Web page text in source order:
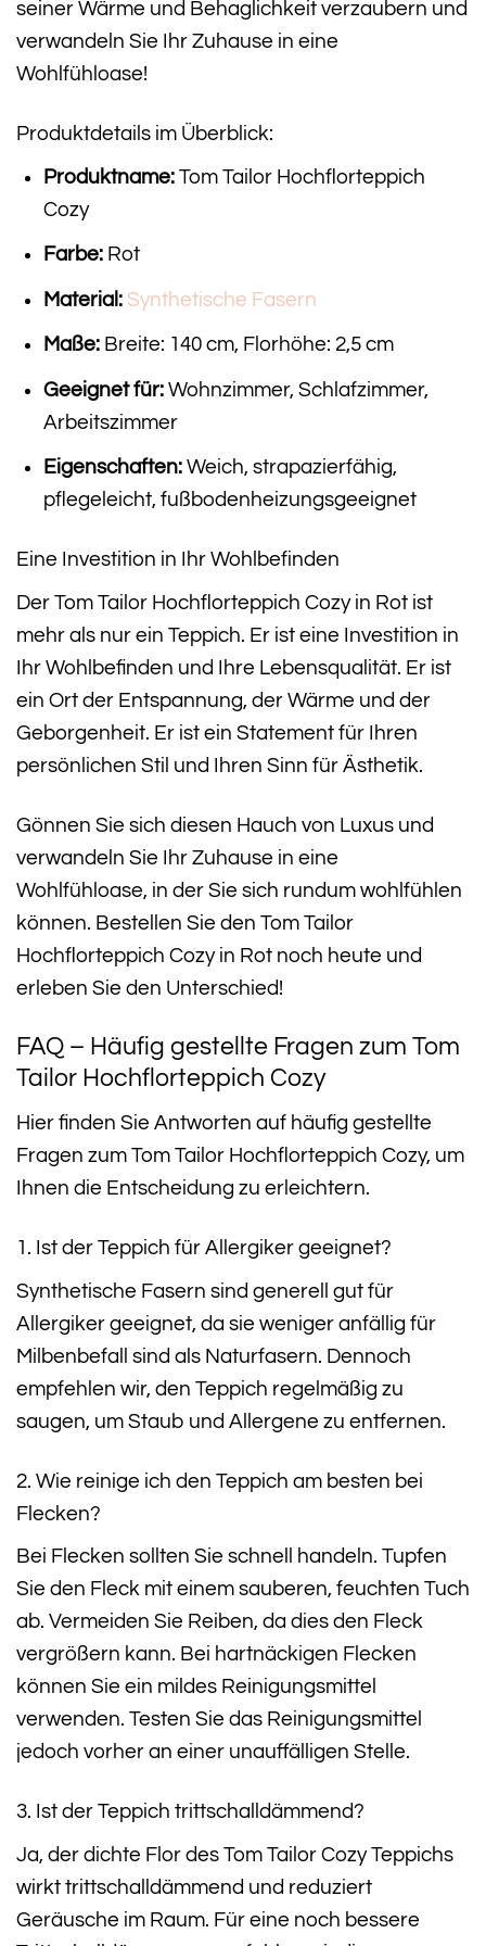
seiner Wärme und Behaglichkeit verzaubern und
verwandeln Sie Ihr Zuhause in eine
Wohlfühloase!
Produktdetails im Überblick:
Produktname:Tom Tailor Hochflorteppich
Cozy
Farbe:Rot
Material: Synthetische Fasern
Maße:Breite: 140 cm, Florhöhe: 2,5 cm
Geeignet für:Wohnzimmer, Schlafzimmer,
Arbeitszimmer
Eigenschaften:Weich, strapazierfähig,
pflegeleicht, fußbodenheizungsgeeignet
Eine Investition in Ihr Wohlbefinden
Der Tom Tailor Hochflorteppich Cozy in Rot ist
mehr als nur ein Teppich. Er ist eine Investition in
Ihr Wohlbefinden und Ihre Lebensqualität. Er ist
ein Ort der Entspannung, der Wärme und der
Geborgenheit. Er ist ein Statement für Ihren
persönlichen Stil und Ihren Sinn für Ästhetik.
Gönnen Sie sich diesen Hauch von Luxus und
verwandeln Sie Ihr Zuhause in eine
Wohlfühloase, in der Sie sich rundum wohlfühlen
können. Bestellen Sie den Tom Tailor
Hochflorteppich Cozy in Rot noch heute und
erleben Sie den Unterschied!
FAQ – Häufig gestellte Fragen zum Tom
Tailor Hochflorteppich Cozy
Hier finden Sie Antworten auf häufig gestellte
Fragen zum Tom Tailor Hochflorteppich Cozy, um
Ihnen die Entscheidung zu erleichtern.
1. Ist der Teppich für Allergiker geeignet?
Synthetische Fasern sind generell gut für
Allergiker geeignet, da sie weniger anfällig für
Milbenbefall sind als Naturfasern. Dennoch
empfehlen wir, den Teppich regelmäßig zu
saugen, um Staub und Allergene zu entfernen.
2. Wie reinige ich den Teppich am besten bei
Flecken?
Bei Flecken sollten Sie schnell handeln. Tupfen
Sie den Fleck mit einem sauberen, feuchten Tuch
ab. Vermeiden Sie Reiben, da dies den Fleck
vergrößern kann. Bei hartnäckigen Flecken
können Sie ein mildes Reinigungsmittel
verwenden. Testen Sie das Reinigungsmittel
jedoch vorher an einer unauffälligen Stelle.
3. Ist der Teppich trittschalldämmend?
Ja, der dichte Flor des Tom Tailor Cozy Teppichs
wirkt trittschalldämmend und reduziert
Geräusche im Raum. Für eine noch bessere